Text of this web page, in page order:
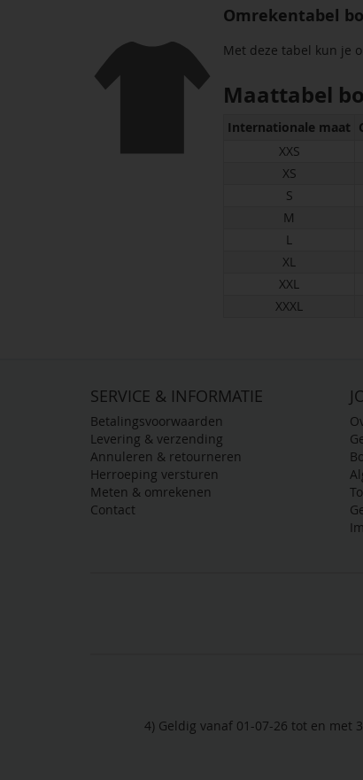
Omrekentabel
Met deze tabel kun je
Maattabel
Internationale maat
XXS
XS
S
M
L
XL
XXL
XXXL
SERVICE & INFORMATIE
Betalingsvoorwaarden
Levering & verzending
Annuleren & retourneren
Herroeping versturen
Meten & omrekenen
Contact
4) Geldig vanaf 01-07-26 tot en met